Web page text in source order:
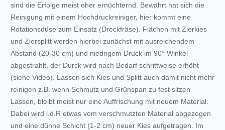
sind die Erfolge meist eher ernüchternd. Bewährt hat sich die
Reinigung mit einem Hochdruckreiniger, hier kommt eine
Rotationsdüse zum Einsatz (Dreckfräse). Flächen mit Zierkies
und Ziersplitt werden hierbei zunächst mit ausreichendem
Abstand (20-30 cm) und niedrigem Druck im 90° Winkel
abgestrahlt, der Durck wird nach Bedarf schrittweise erhöht
(siehe Video). Lassen sich Kies und Splitt auch damit nicht mehr
reinigen z.B. wenn Schmutz und Grünspan zu fest sitzen
Lassen, bleibt meist nur eine Auffrischung mit neuem Material.
Dabei wird i.d.R etwas vom verschmutzten Material abgezogen
und eine dünne Schicht (1-2 cm) neuer Kies aufgetragen. Im